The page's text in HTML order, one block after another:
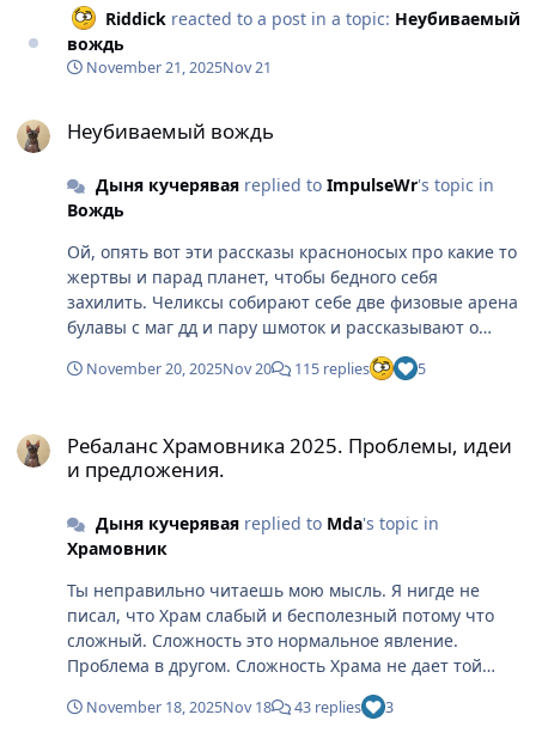
минутный видос сколько там раз сошлись
Riddick reacted to a post in a topic: Неубиваемый
вождь
November 21, 2025Nov 21
Неубиваемый вождь
Дыня кучеряваяreplied to ImpulseWr's topic in
Вождь
Ой, опять вот эти рассказы красноносых про какие то
жертвы и парад планет, чтобы бедного себя
захилить. Челиксы собирают себе две физовые арена
булавы с маг дд и пару шмоток и рассказывают о
каких то жертвах и звездах. Обычное варспировское
лицемерие красноносых
November 20, 2025Nov 20 115 replies 5
Ребаланс Храмовника 2025. Проблемы, идеи
и предложения.
Дыня кучеряваяreplied to Mda's topic in
Храмовник
Ты неправильно читаешь мою мысль. Я нигде не
писал, что Храм слабый и бесполезный потому что
сложный. Сложность это нормальное явление.
Проблема в другом. Сложность Храма не дает той
отдачи, которую должна давать сложность в
нормальном балансе. Высокий порог компенсируется
November 18, 2025Nov 18 43 replies 3